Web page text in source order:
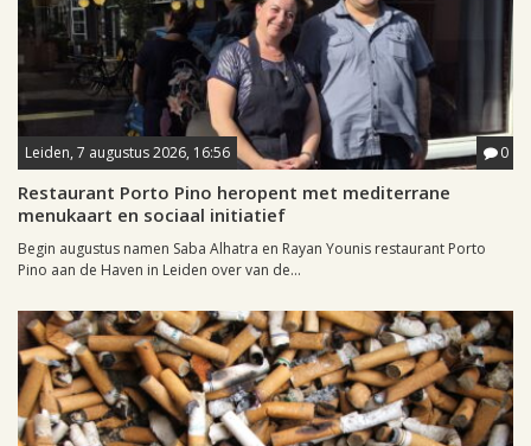
Leiden, 7 augustus 2026, 16:56 0
Restaurant Porto Pino heropent met mediterrane
menukaart en sociaal initiatief
Begin augustus namen Saba Alhatra en Rayan Younis restaurant Porto
Pino aan de Haven in Leiden over van de...